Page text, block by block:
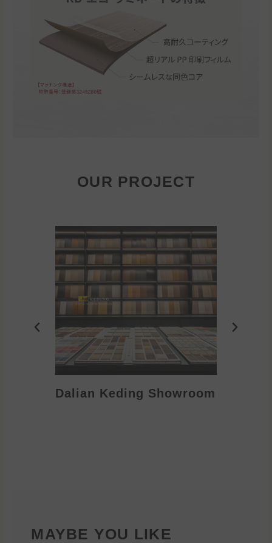
OUR PROJECT
Dalian Keding Showroom
MAYBE YOU LIKE